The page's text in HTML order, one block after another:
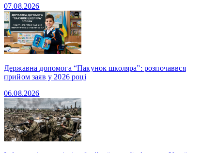
07.08.2026
Державна допомога “Пакунок школяра”: розпочаввся
прийом заяв у 2026 році
06.08.2026